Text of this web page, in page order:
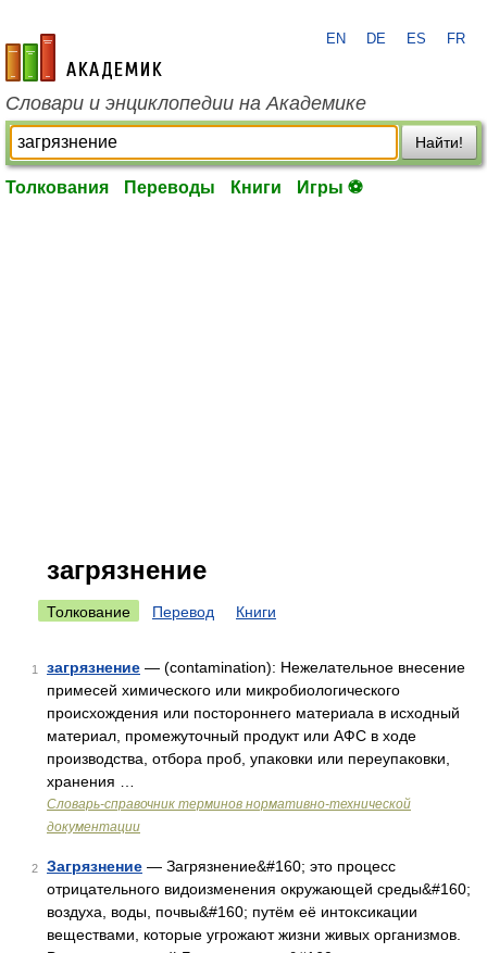
academic.ru
EN DE ES FR
Словари и энциклопедии на Академике
Найти!
Толкования Переводы Книги Игры ⚽
загрязнение
Толкование Перевод Книги
1 загрязнение — (contamination): Нежелательное внесение
примесей химического или микробиологического
происхождения или постороннего материала в исходный
материал, промежуточный продукт или АФС в ходе
производства, отбора проб, упаковки или переупаковки,
хранения …
Словарь-справочник терминов нормативно-технической
документации
2 Загрязнение — Загрязнение&#160; это процесс
отрицательного видоизменения окружающей среды&#160;
воздуха, воды, почвы&#160; путём её интоксикации
веществами, которые угрожают жизни живых организмов.